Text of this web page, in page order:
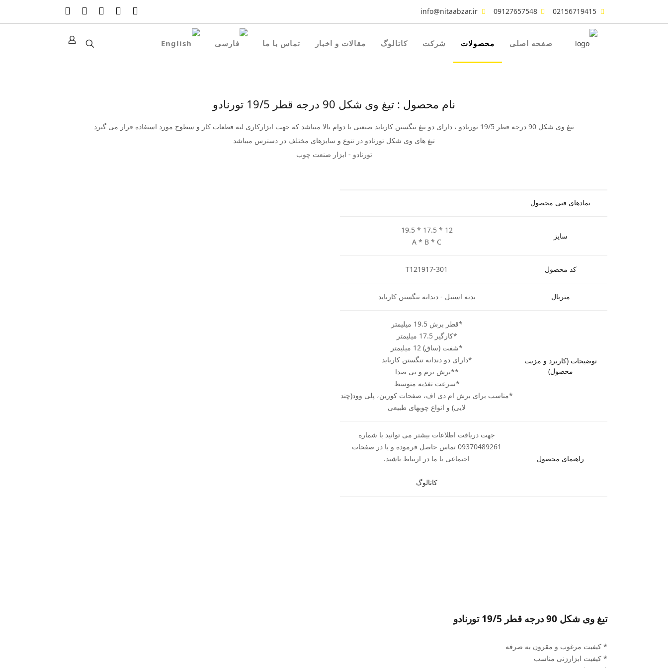
02156719415
09127657548
info@nitaabzar.ir
صفحه اصلی محصولات شرکت کاتالوگ مقالات و اخبار تماس با ما
نام محصول : تیغ وی شکل 90 درجه قطر 19/5 تورنادو
تیغ وی شکل 90 درجه قطر 19/5 تورنادو ، دارای دو تیغ تنگستن کارباید صنعتی با دوام بالا میباشد که جهت ابزارکاری لبه قطعات کار و سطوح مورد استفاده قرار می گیرد
تیغ های وی شکل تورنادو در تنوع و سایزهای مختلف در دسترس میباشد
تورنادو - ابزار صنعت چوب
نمادهای فنی محصول
سایز
19.5 * 17.5 * 12
A * B * C
کد محصول T121917-301
متریال بدنه استیل - دندانه تنگستن کارباید
توضیحات (کاربرد و مزیت
محصول)
*قطر برش 19.5 میلیمتر
*کارگیر 17.5 میلیمتر
*شفت (ساق) 12 میلیمتر
*دارای دو دندانه تنگستن کارباید
**برش نرم و بی صدا
*سرعت تغذیه متوسط
*مناسب برای برش ام دی اف، صفحات کورین، پلی وود(چند
لایی) و انواع چوبهای طبیعی
راهنمای محصول
جهت دریافت اطلاعات بیشتر می توانید با شماره
09370489261 تماس حاصل فرموده و یا در صفحات
اجتماعی با ما در ارتباط باشید.
کاتالوگ
تیغ وی شکل 90 درجه قطر 19/5 تورنادو
* کیفیت مرغوب و مقرون به صرفه
* کیفیت ابزارزنی مناسب